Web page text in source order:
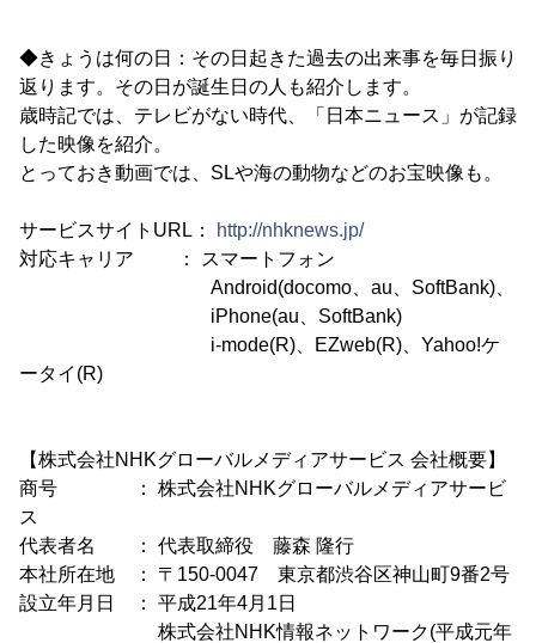
◆きょうは何の日：その日起きた過去の出来事を毎日振り
返ります。その日が誕生日の人も紹介します。
歳時記では、テレビがない時代、「日本ニュース」が記録
した映像を紹介。
とっておき動画では、SLや海の動物などのお宝映像も。
サービスサイトURL：
http://nhknews.jp/
対応キャリア ： スマートフォン
Android(docomo、au、SoftBank)、
iPhone(au、SoftBank)
i-mode(R)、EZweb(R)、Yahoo!ケ
ータイ(R)
【株式会社NHKグローバルメディアサービス 会社概要】
商号 ： 株式会社NHKグローバルメディアサービ
ス
代表者名 ： 代表取締役 藤森 隆行
本社所在地 ： 〒150-0047 東京都渋谷区神山町9番2号
設立年月日 ： 平成21年4月1日
株式会社NHK情報ネットワーク(平成元年